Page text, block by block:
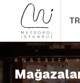
TR
ANASAYFA